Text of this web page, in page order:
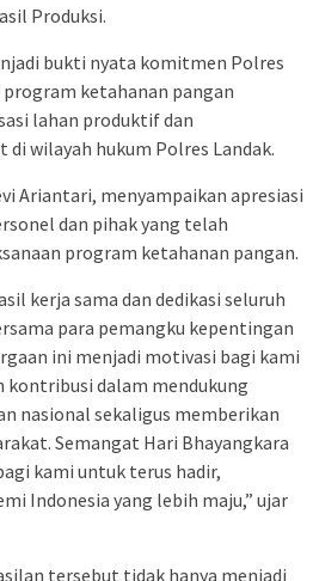
Produksi.
bukti nyata komitmen Polres
ketahanan pangan
lahan produktif dan
di wilayah hukum Polres Landak.
Ariantari, menyampaikan apresiasi
dan pihak yang telah
program ketahanan pangan.
kerja sama dan dedikasi seluruh
para pemangku kepentingan
ini menjadi motivasi bagi kami
dalam mendukung
nasional sekaligus memberikan
Semangat Hari Bhayangkara
kami untuk terus hadir,
Indonesia yang lebih maju,” ujar
tersebut tidak hanya menjadi